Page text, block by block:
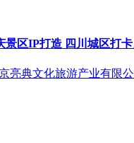
景区IP打造 四川城区打
亮典文化旅游产业有限公